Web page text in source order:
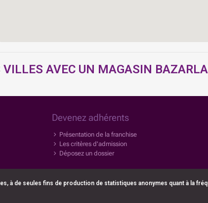
VILLES AVEC UN MAGASIN
Devenez adhérents
Présentation de la franchise
Les critères d'admission
Déposez un dossier
à de seules fins de production de statistiques anonymes quant à la